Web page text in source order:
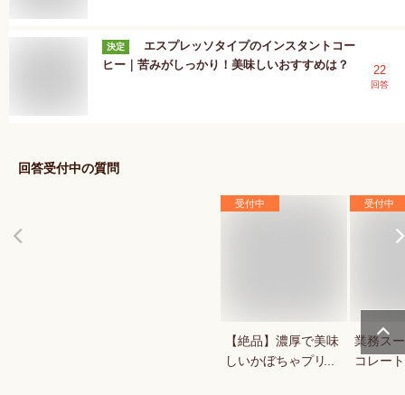
決定
エスプレッソタイプのインスタントコー
ヒー｜苦みがしっかり！美味しいおすすめは？
22
回答
回答受付中の質問
受付中
【絶品】濃厚で美味
しいかぼちゃプリン
受付中
業務ス
コレー